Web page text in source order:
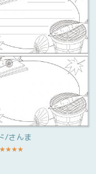
/さんま
★★★★